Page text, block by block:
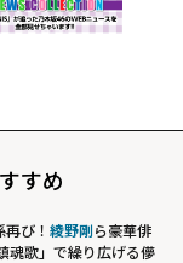
すめ
び！ 綾野剛ら豪華俳
魂歌」で繰り広げる儚